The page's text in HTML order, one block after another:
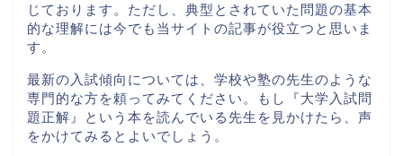
じております。ただし、典型とされていた問題の基本
的な理解には今でも当サイトの記事が役立つと思いま
す。
最新の入試傾向については、学校や塾の先生のような
専門的な方を頼ってみてください。もし『大学入試問
題正解』という本を読んでいる先生を見かけたら、声
をかけてみるとよいでしょう。